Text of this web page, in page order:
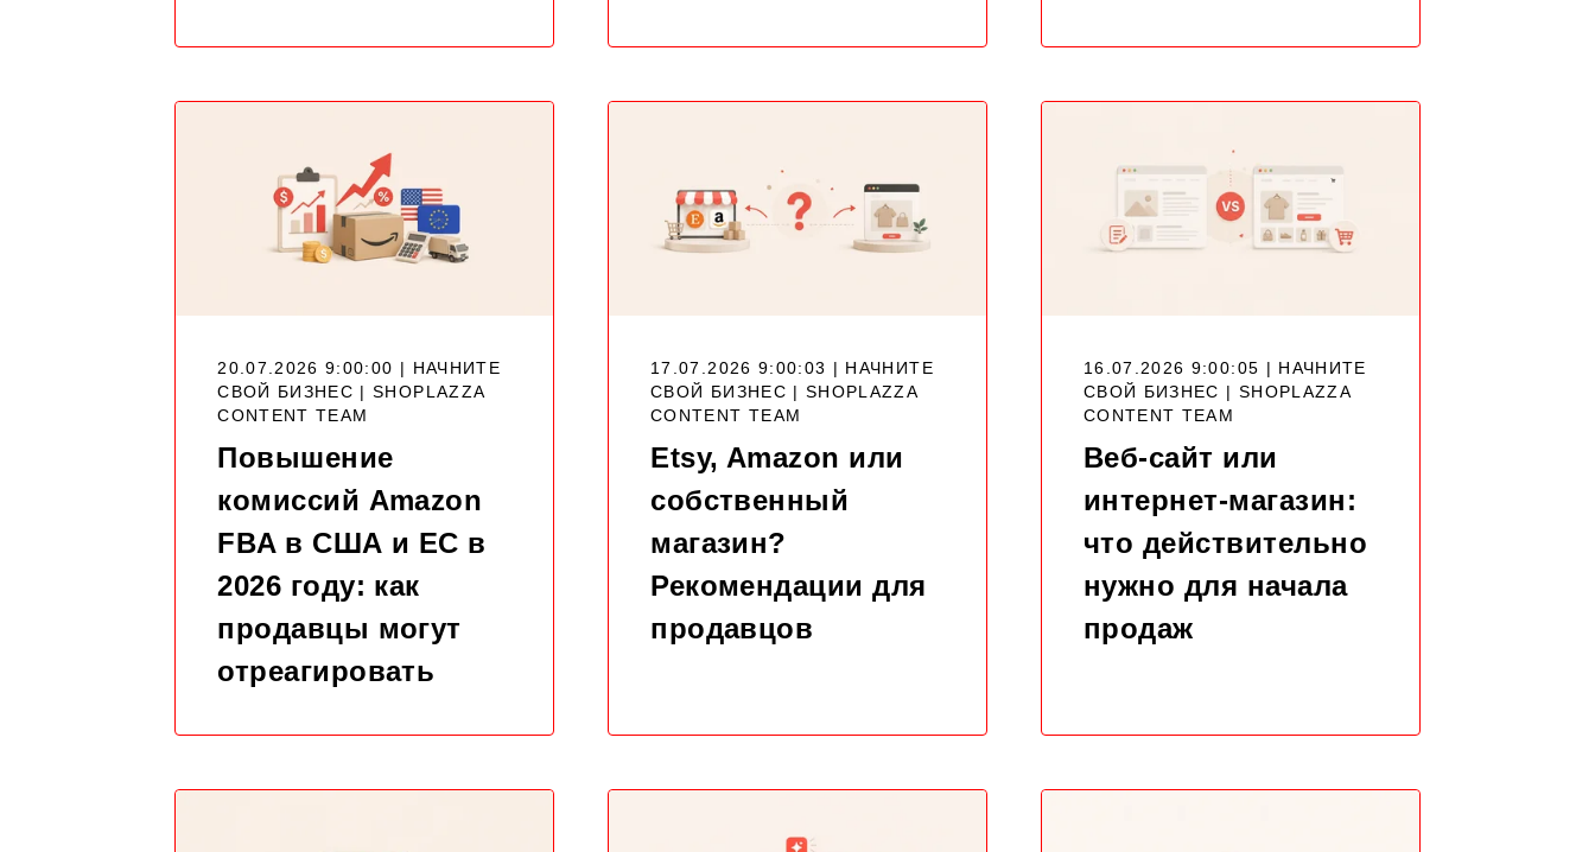
20.07.2026 9:00:00 | НАЧНИТЕ
СВОЙ БИЗНЕС |SHOPLAZZA
CONTENT TEAM
Повышение
комиссий Amazon
FBA в США и ЕС в
2026 году: как
продавцы могут
отреагировать
17.07.2026 9:00:03 | НАЧНИТЕ
СВОЙ БИЗНЕС | SHOPLAZZA
CONTENT TEAM
Etsy, Amazon или
собственный
магазин?
Рекомендации для
продавцов
16.07.2026 9:00:05 | НАЧНИТЕ
СВОЙ БИЗНЕС | SHOPLAZZA
CONTENT TEAM
Веб-сайт или
интернет-магазин:
что действительно
нужно для начала
продаж